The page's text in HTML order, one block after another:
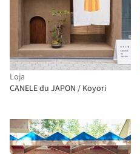
Loja
CANELE du JAPON / Koyori